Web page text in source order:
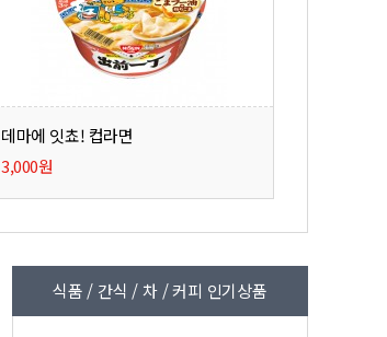
데마에 잇쵸! 컵라면
3,000원
식품 / 간식 / 차 / 커피 인기상품